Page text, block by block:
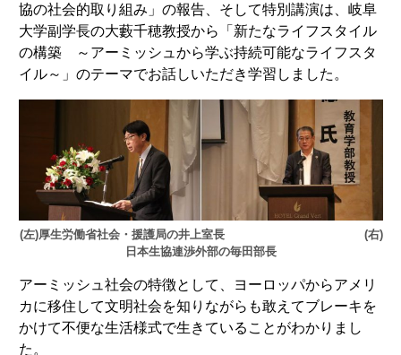
協の社会的取り組み」の報告、そして特別講演は、岐阜
大学副学長の大藪千穂教授から「新たなライフスタイル
の構築 ～アーミッシュから学ぶ持続可能なライフスタ
イル～」のテーマでお話しいただき学習しました。
(左)厚生労働省社会・援護局の井上室長 (右)
日本生協連渉外部の毎田部長
アーミッシュ社会の特徴として、ヨーロッパからアメリ
カに移住して文明社会を知りながらも敢えてブレーキを
かけて不便な生活様式で生きていることがわかりまし
た。